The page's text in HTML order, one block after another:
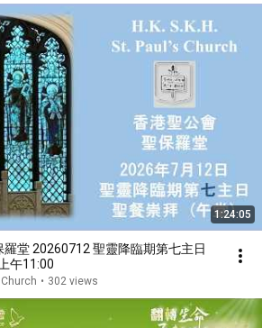
1:24:05
堂 20260712 聖靈降臨期第七主日
聖餐崇拜 午堂 上午11:00
Church • 302 views